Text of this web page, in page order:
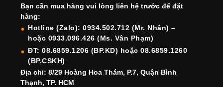
b
o
o
k
a
m
st dI
n
u
b
e
u
b
e
h
Bạn cần mua hàng vui lòng liên hệ trước để đặt
hàng:
Hotline (Zalo): 0934.502.712 (Mr. Nhân) –
hoặc 0933.096.426 (Ms. Vân Phạm)
ĐT: 08.6859.1206 (BP.KD) hoặc 08.6859.1260
(BP.CSKH)
Địa chỉ: 8/29 Hoàng Hoa Thám, P.7, Quận Bình
Thạnh, TP. HCM